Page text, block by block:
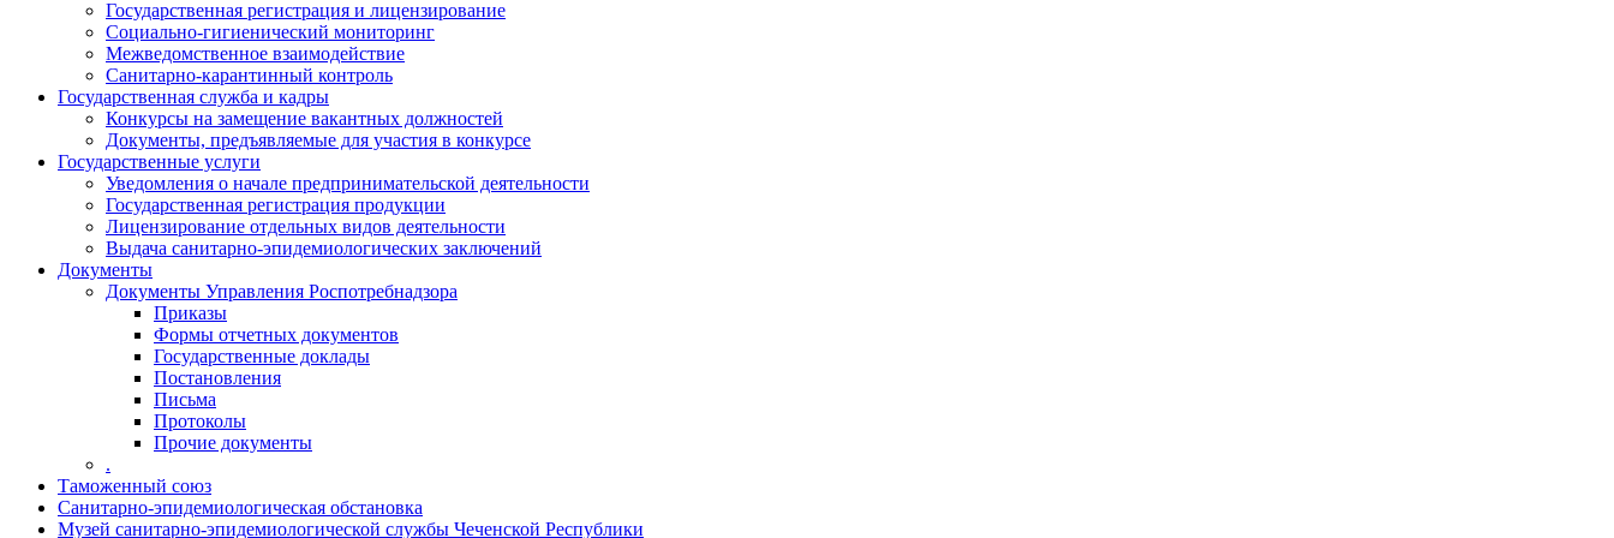
Государственная регистрация и лицензирование
Социально-гигиенический мониторинг
Межведомственное взаимодействие
Санитарно-карантинный контроль
Государственная служба и кадры
Конкурсы на замещение вакантных должностей
Документы, предъявляемые для участия в конкурсе
Государственные услуги
Уведомления о начале предпринимательской деятельности
Государственная регистрация продукции
Лицензирование отдельных видов деятельности
Выдача санитарно-эпидемиологических заключений
Документы
Документы Управления Роспотребнадзора
Приказы
Формы отчетных документов
Государственные доклады
Постановления
Письма
Протоколы
Прочие документы
.
Таможенный союз
Санитарно-эпидемиологическая обстановка
Музей санитарно-эпидемиологической службы Чеченской Республики